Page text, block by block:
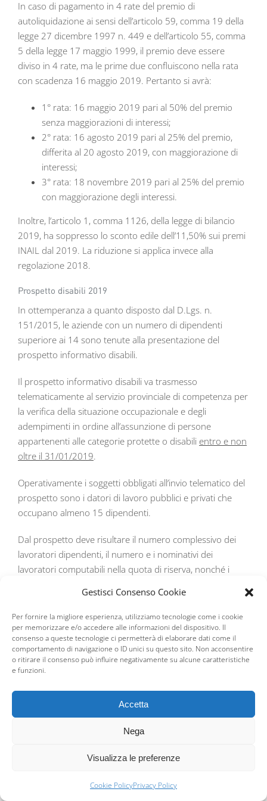
Gestisci Consenso Cookie
Per fornire la migliore esperienza, utilizziamo tecnologie come i cookie
per memorizzare e/o accedere alle informazioni del dispositivo. Il
consenso a queste tecnologie ci permetterà di elaborare dati come il
comportamento di navigazione o ID unici su questo sito. Non acconsentire
o ritirare il consenso può influire negativamente su alcune caratteristiche
e funzioni.
Accetta
Nega
Visualizza le preferenze
Cookie PolicyPrivacy Policy
In caso di pagamento in 4 rate del premio di
autoliquidazione ai sensi dell’articolo 59, comma 19 della
legge 27 dicembre 1997 n. 449 e dell’articolo 55, comma
5 della legge 17 maggio 1999, il premio deve essere
diviso in 4 rate, ma le prime due confluiscono nella rata
con scadenza 16 maggio 2019. Pertanto si avrà:
1° rata: 16 maggio 2019 pari al 50% del premio
senza maggiorazioni di interessi;
2° rata: 16 agosto 2019 pari al 25% del premio,
differita al 20 agosto 2019, con maggiorazione di
interessi;
3° rata: 18 novembre 2019 pari al 25% del premio
con maggiorazione degli interessi.
Inoltre, l’articolo 1, comma 1126, della legge di bilancio
2019, ha soppresso lo sconto edile dell’11,50% sui premi
INAIL dal 2019. La riduzione si applica invece alla
regolazione 2018.
Prospetto disabili 2019
In ottemperanza a quanto disposto dal D.Lgs. n.
151/2015, le aziende con un numero di dipendenti
superiore ai 14 sono tenute alla presentazione del
prospetto informativo disabili.
Il prospetto informativo disabili va trasmesso
telematicamente al servizio provinciale di competenza per
la verifica della situazione occupazionale e degli
adempimenti in ordine all’assunzione di persone
appartenenti alle categorie protette o disabili entro e non
oltre il 31/01/2019.
Operativamente i soggetti obbligati all’invio telematico del
prospetto sono i datori di lavoro pubblici e privati che
occupano almeno 15 dipendenti.
Dal prospetto deve risultare il numero complessivo dei
lavoratori dipendenti, il numero e i nominativi dei
lavoratori computabili nella quota di riserva, nonché i
disabili calcolati al 31/12 dell’anno precedente.
Ricordo che gli obblighi di assunzione di soggetti disabili
e/o appartenenti alle cosiddette categorie protette che
riguardano le aziende sorgono al superamento della
soglia dei 14 dipendenti e sono così strutturati:
Quota obbligatoria d’assunzione
1 disabile
Oltre 50 dipendenti
7% disabili